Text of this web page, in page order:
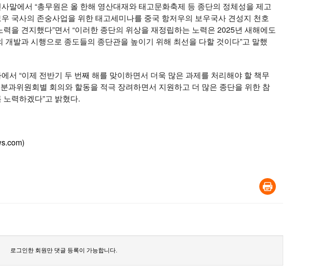
말에서 “총무원은 올 한해 영산대재와 태고문화축제 등 종단의 정체성을 제고
국사의 존숭사업을 위한 태고세미나를 중국 항저우의 보우국사 견성지 천호
을 견지했다”면서 “이러한 종단의 위상을 재정립하는 노력은 2025년 새해에도
발과 시행으로 종도들의 종단관을 높이기 위해 최선을 다할 것이다”고 말했
서 “이제 전반기 두 번째 해를 맞이하면서 더욱 많은 과제를 처리해야 할 책무
과위원회별 회의와 할동을 적극 장려하면서 지원하고 더 많은 종단을 위한 참
력하겠다”고 밝혔다.
로그인한 회원만 댓글 등록이 가능합니다.